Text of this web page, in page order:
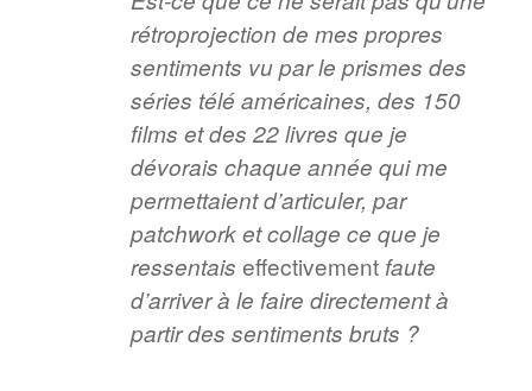
rétroprojection de mes propres
sentiments vu par le prismes des
séries télé américaines, des 150
films et des 22 livres que je
dévorais chaque année qui me
permettaient d’articuler, par
patchwork et collage ce que je
ressentaiseffectivement faute
d’arriver à le faire directement à
partir des sentiments bruts ?